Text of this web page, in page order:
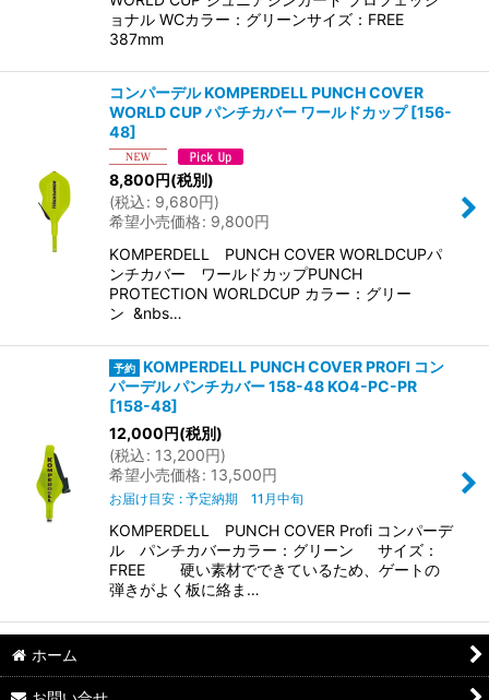
ョナル WCカラー：グリーンサイズ：FREE
387mm
コンパーデル KOMPERDELL PUNCH COVER
WORLD CUP パンチカバー ワールドカップ [156-
48]
8,800円(税別)
(税込: 9,680円)
希望小売価格: 9,800円
KOMPERDELL PUNCH COVER WORLDCUPパ
ンチカバー ワールドカップPUNCH
PROTECTION WORLDCUP カラー：グリー
ン &nbs…
KOMPERDELL PUNCH COVER PROFI コン
パーデル パンチカバー 158-48 KO4-PC-PR
[158-48]
12,000円(税別)
(税込: 13,200円)
希望小売価格: 13,500円
お届け目安 : 予定納期 11月中旬
KOMPERDELL PUNCH COVER Profi コンパーデ
ル パンチカバーカラー：グリーン サイズ：
FREE 硬い素材でできているため、ゲートの
弾きがよく板に絡ま…
ホーム